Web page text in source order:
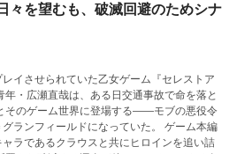
々を望むも、破滅回避のためシナ
イさせられていた乙女ゲーム『セレストア
年・広瀬直哉は、ある日交通事故で命を落と
そのゲーム世界に登場する――モブの悪役令
ンフィールドになっていた。 ゲーム本編
ラであるクラウスと共にヒロインを追い詰